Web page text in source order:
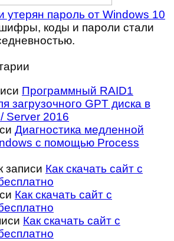
утерян пароль от Windows 10
коды и пароли стали
Программный RAID1
загрузочного GPT диска в
Server 2016
Диагностика медленной
с помощью Process
записи Как скачать сайт с
Как скачать сайт с
Как скачать сайт с